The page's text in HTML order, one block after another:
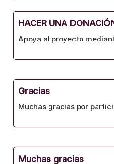
HACER UNA
Apoya al proyecto
Gracias
Muchas gracias por
Muchas gracias